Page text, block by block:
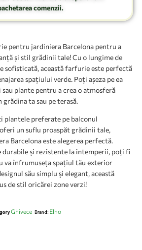
comenzii.
pentru jardiniera Barcelona pentru a
și stil grădinii tale! Cu o lungime de
sofisticată, această farfurie este perfectă
spațiului verde. Poți așeza pe ea
plante pentru a crea o atmosferă
ta sau pe terasă.
plantele preferate pe balconul
un suflu proaspăt grădinii tale,
Barcelona este alegerea perfectă.
durabile și rezistente la intemperii, poți fi
va înfrumuseța spațiul tău exterior
său simplu și elegant, această
de stil oricărei zone verzi!
Ghivece Brand: Elho